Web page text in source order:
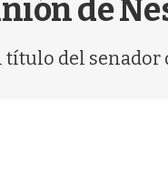
de
del senador